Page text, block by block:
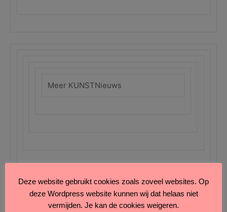
Meer KUNSTNieuws
Deze website gebruikt cookies zoals zoveel websites. Op
deze Wordpress website kunnen wij dat helaas niet
vermijden. Je kan de cookies weigeren.